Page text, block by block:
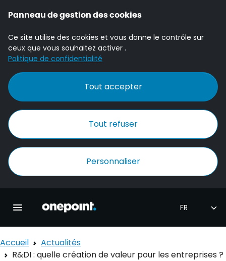
Panneau de gestion des cookies
Ce site utilise des cookies et vous donne le contrôle sur
ceux que vous souhaitez activer .
Politique de confidentialité
Tout accepter
Tout refuser
Personnaliser
Accueil Onepoint
Accueil
Actualités
R&DI : quelle création de valeur pour les entreprises ?